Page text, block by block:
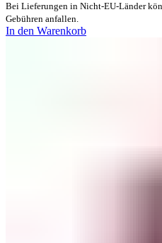
Bei Lieferungen in Nicht-EU-Länder
Gebühren anfallen.
In den Warenkorb